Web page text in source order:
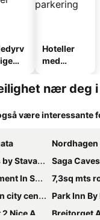
Hoteller
med
nær deg
være interessante
Nordhagen
BnB Nr 5
Saga Caves
Sandnes
7,3sq mts
centre
Park Inn By
3 Rooms
Breitorget